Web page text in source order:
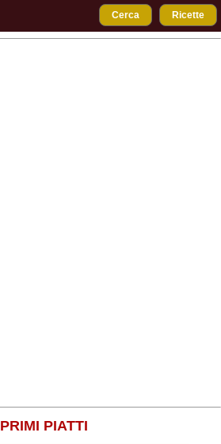
Cerca Ricette
PRIMI PIATTI